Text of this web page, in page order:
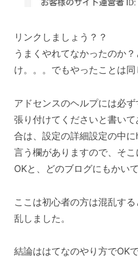
リンクしましょう？？
うまくやれてなかったのか
け。。。でもやったことは同
アドセンスのヘルプには必
張り付けてくださいと書い
合は、設定の詳細設定の中
言う欄がありますので、そ
OKと、どのブログにもかい
ここは初心者の方は混乱す
乱しました。
結論ははてなのやり方でOKで